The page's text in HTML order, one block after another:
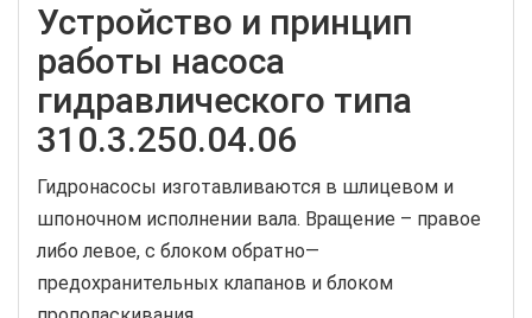
Устройство и принцип
работы насоса
гидравлического типа
310.3.250.04.06
Гидронасосы изготавливаются в шлицевом и
шпоночном исполнении вала. Вращение – правое
либо левое, с блоком обратно—
предохранительных клапанов и блоком